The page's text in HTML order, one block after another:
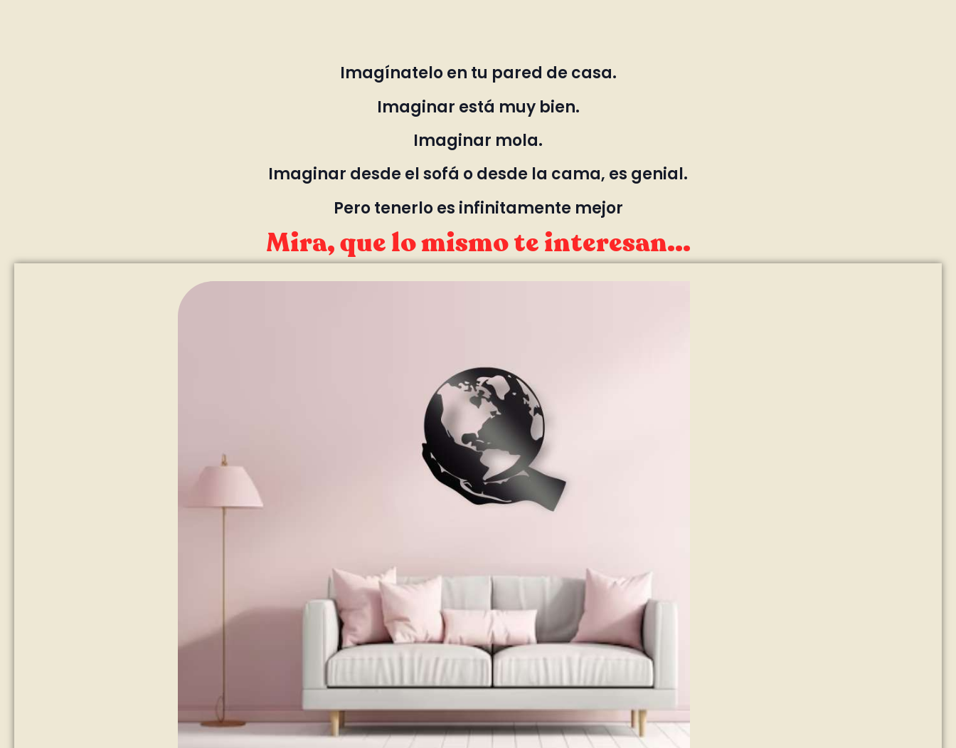
Imagínatelo en tu pared de casa.
Imaginar está muy bien.
Imaginar mola.
Imaginar desde el sofá o desde la cama, es genial.
Pero tenerlo es infinitamente mejor
Mira, que lo mismo te interesan...